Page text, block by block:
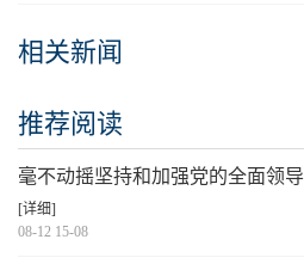
相关新闻
推荐阅读
毫不动摇坚持和加强党的全面领导
[详细]
08-12 15-08